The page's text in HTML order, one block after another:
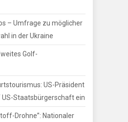
– Umfrage zu möglicher
in der Ukraine
Golf-
US-Präsident
Staatsbürgerschaft ein
Drohne”: Nationaler